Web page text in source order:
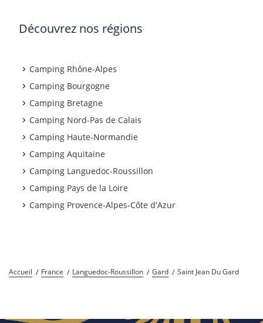
Découvrez nos régions
Camping Rhône-Alpes
Camping Bourgogne
Camping Bretagne
Camping Nord-Pas de Calais
Camping Haute-Normandie
Camping Aquitaine
Camping Languedoc-Roussillon
Camping Pays de la Loire
Camping Provence-Alpes-Côte d'Azur
Accueil France Languedoc-Roussillon Gard Saint Jean Du Gard